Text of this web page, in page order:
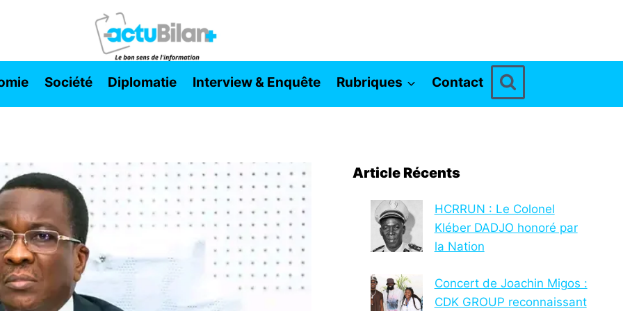
Société Diplomatie Interview & Enquête Rubriques Contact
Article Récents
HCRRUN : Le Colonel
Kléber DADJO honoré par
la Nation
Concert de Joachin Migos :
CDK GROUP reconnaissant